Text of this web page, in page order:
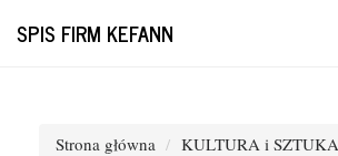
SPIS FIRM KEFANN
Strona główna KULTURA i SZTUKA